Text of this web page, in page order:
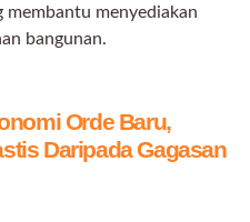
Orde Baru,
Daripada Gagasan